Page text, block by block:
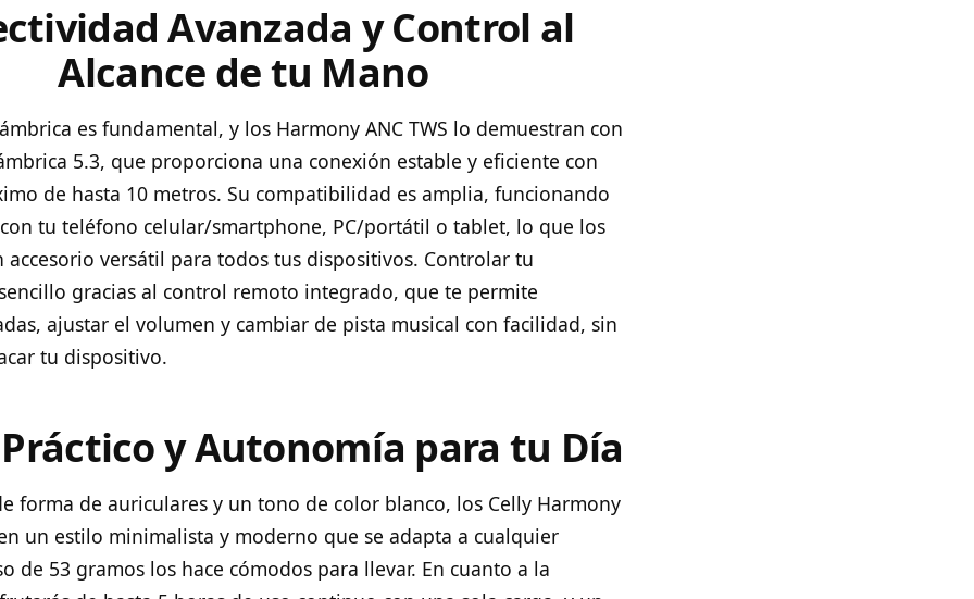
Avanzada y Control al
Alcance de tu Mano
es fundamental, y los Harmony ANC TWS lo demuestran con
5.3, que proporciona una conexión estable y eficiente con
de hasta 10 metros. Su compatibilidad es amplia, funcionando
tu teléfono celular/smartphone, PC/portátil o tablet, lo que los
accesorio versátil para todos tus dispositivos. Controlar tu
gracias al control remoto integrado, que te permite
ajustar el volumen y cambiar de pista musical con facilidad, sin
tu dispositivo.
y Autonomía para tu Día
forma de auriculares y un tono de color blanco, los Celly Harmony
un estilo minimalista y moderno que se adapta a cualquier
de 53 gramos los hace cómodos para llevar. En cuanto a la